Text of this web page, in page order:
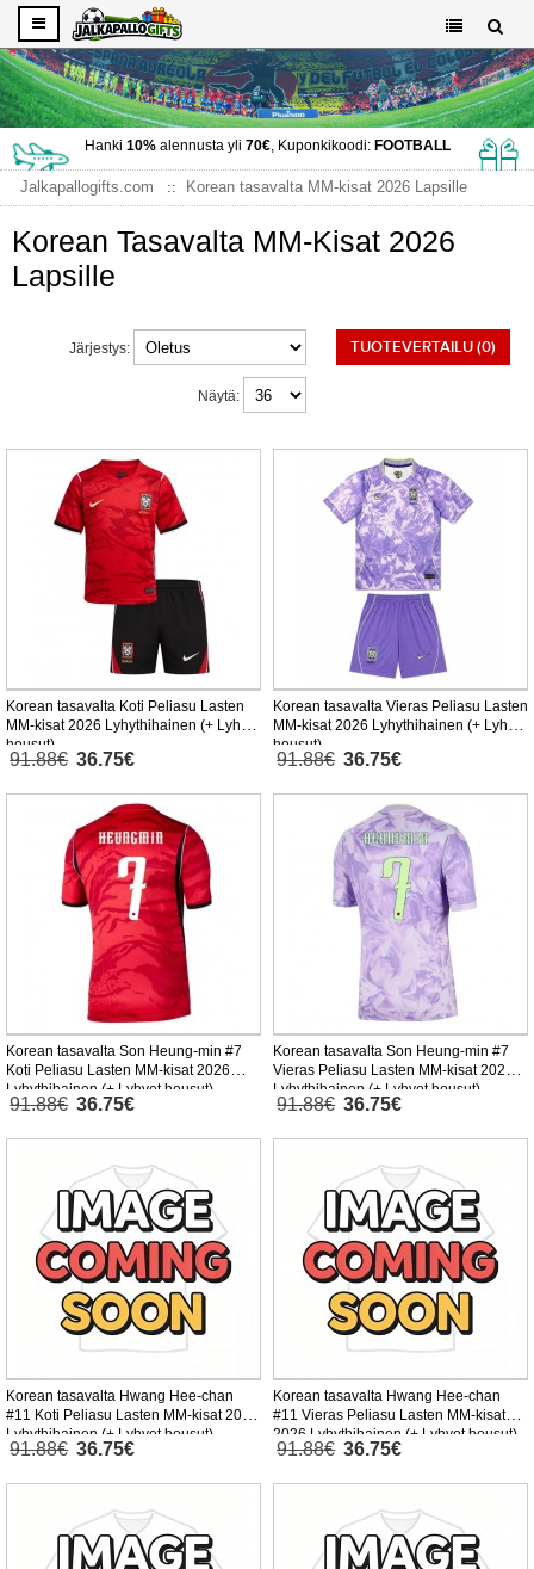
Hanki 10%alennusta yli 70€, Kuponkikoodi: FOOTBALL
Jalkapallogifts.com Korean tasavalta MM-kisat 2026 Lapsille
Korean Tasavalta MM-Kisat 2026
Lapsille
TUOTEVERTAILU (0)
Järjestys:
Näytä:
Korean tasavalta Koti Peliasu Lasten
MM-kisat 2026 Lyhythihainen (+ Lyhyet
housut)
91.88€ 36.75€
Korean tasavalta Vieras Peliasu Lasten
MM-kisat 2026 Lyhythihainen (+ Lyhyet
housut)
91.88€ 36.75€
Korean tasavalta Son Heung-min #7
Koti Peliasu Lasten MM-kisat 2026
Lyhythihainen (+ Lyhyet housut)
91.88€ 36.75€
Korean tasavalta Son Heung-min #7
Vieras Peliasu Lasten MM-kisat 2026
Lyhythihainen (+ Lyhyet housut)
91.88€ 36.75€
Korean tasavalta Hwang Hee-chan
#11 Koti Peliasu Lasten MM-kisat 2026
Lyhythihainen (+ Lyhyet housut)
91.88€ 36.75€
Korean tasavalta Hwang Hee-chan
#11 Vieras Peliasu Lasten MM-kisat
2026 Lyhythihainen (+ Lyhyet housut)
91.88€ 36.75€